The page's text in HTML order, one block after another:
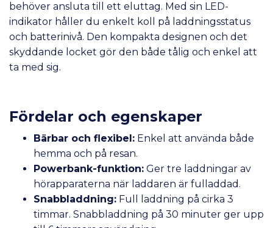
behöver ansluta till ett eluttag. Med sin LED-
indikator håller du enkelt koll på laddningsstatus
och batterinivå. Den kompakta designen och det
skyddande locket gör den både tålig och enkel att
ta med sig.
Fördelar och egenskaper
Bärbar och flexibel: Enkel att använda både
hemma och på resan.
Powerbank-funktion: Ger tre laddningar av
hörapparaterna när laddaren är fulladdad.
Snabbladdning: Full laddning på cirka 3
timmar. Snabbladdning på 30 minuter ger upp